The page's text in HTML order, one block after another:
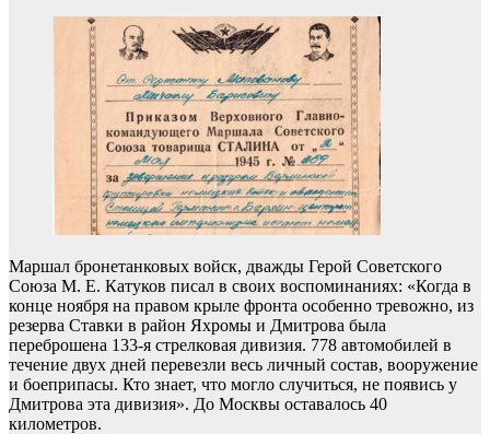
Маршал бронетанковых войск, дважды Герой Советского
Союза М. Е. Катуков писал в своих воспоминаниях: «Когда в
конце ноября на правом крыле фронта особенно тревожно, из
резерва Ставки в район Яхромы и Дмитрова была
переброшена 133-я стрелковая дивизия. 778 автомобилей в
течение двух дней перевезли весь личный состав, вооружение
и боеприпасы. Кто знает, что могло случиться, не появись у
Дмитрова эта дивизия». До Москвы оставалось 40
километров.